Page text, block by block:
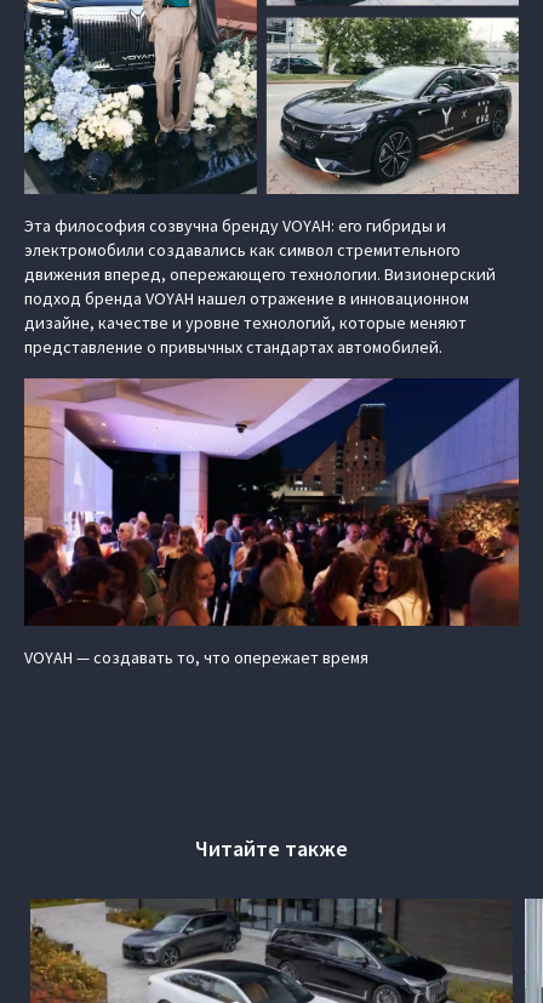
Эта философия созвучна бренду VOYAH: его гибриды и
электромобили создавались как символ стремительного
движения вперед, опережающего технологии. Визионерский
подход бренда VOYAH нашел отражение в инновационном
дизайне, качестве и уровне технологий, которые меняют
представление о привычных стандартах автомобилей.
VOYAH — создавать то, что опережает время
Читайте также